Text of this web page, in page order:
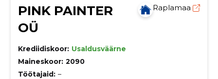
PINK PAINTER
OÜ
Raplamaa
Krediidiskoor: Usaldusväärne
Maineskoor: 2090
Töötajaid: –